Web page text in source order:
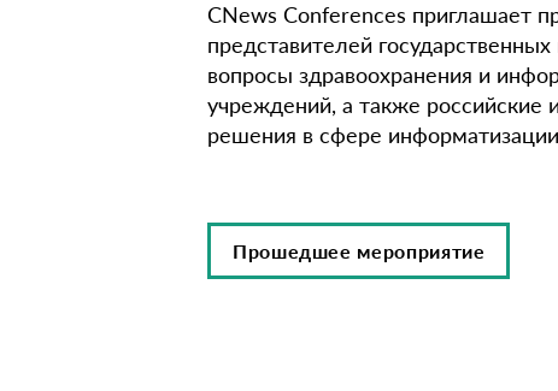
CNews Conferences приглашает
представителей
вопросы здравоохранения и
учреждений, а также
решения в сфере
Прошедшее мероприятие